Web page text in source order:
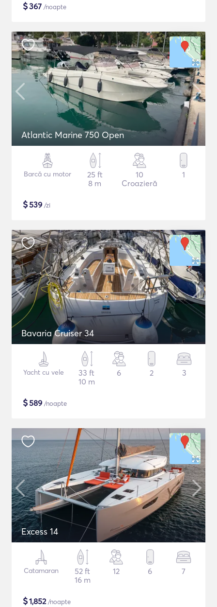
$367 /noapte
Atlantic Marine 750 Open
Barcă cu motor
25 ft
8 m
10
Croazieră
1
$539 /zi
Bavaria Cruiser 34
Yacht cu vele
33 ft
10 m
6 2 3
$589 /noapte
Excess 14
Catamaran
52 ft
16 m
12 6 7
$1,852/noapte